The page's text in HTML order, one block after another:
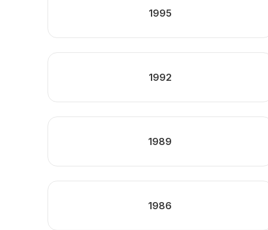
1995
1992
1989
1986